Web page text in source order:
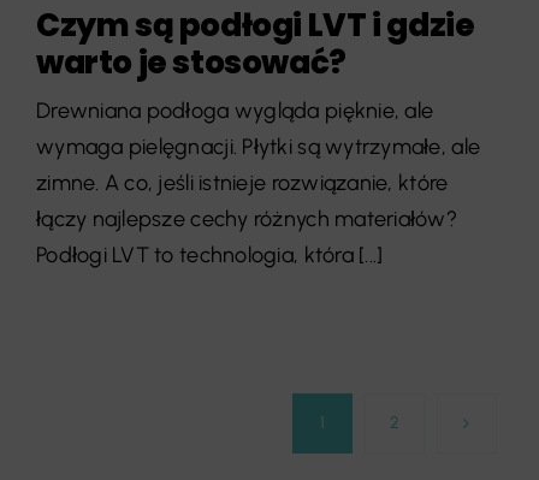
Czym są podłogi LVT i gdzie
warto je stosować?
Drewniana podłoga wygląda pięknie, ale
wymaga pielęgnacji. Płytki są wytrzymałe, ale
zimne. A co, jeśli istnieje rozwiązanie, które
łączy najlepsze cechy różnych materiałów?
Podłogi LVT to technologia, która [...]
1 2